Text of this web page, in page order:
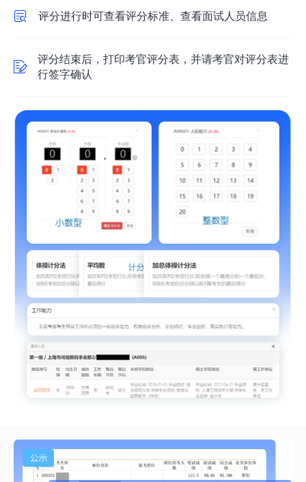
评分进行时可查看评分标准、查看面试人员信息
评分结束后，打印考官评分表，并请考官对评分表进
行签字确认